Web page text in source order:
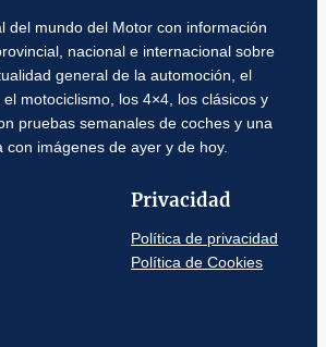
del mundo del Motor con información
nacional e internacional sobre
general de la automoción, el
motociclismo, los 4×4, los clásicos y
pruebas semanales de coches y una
con imágenes de ayer y de hoy.
Privacidad
Política de privacidad
Política de Cookies